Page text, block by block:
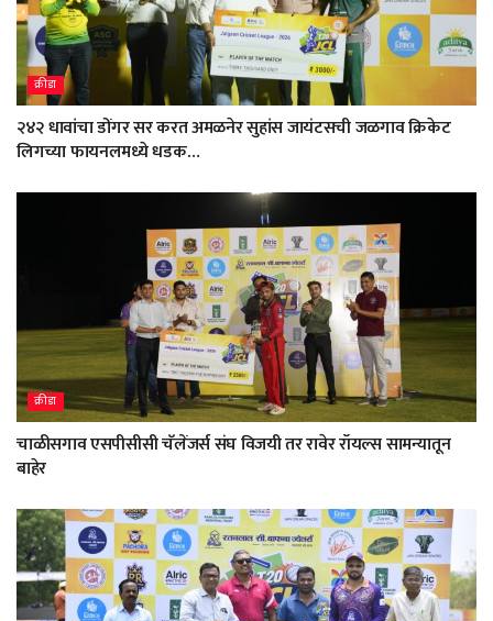
क्रीडा
२४२ धावांचा डोंगर सर करत अमळनेर सुहांस जायंटसची जळगाव क्रिकेट
लिगच्या फायनलमध्ये धडक…
क्रीडा
चाळीसगाव एसपीसीसी चॅलेंजर्स संघ विजयी तर रावेर रॉयल्स सामन्यातून
बाहेर